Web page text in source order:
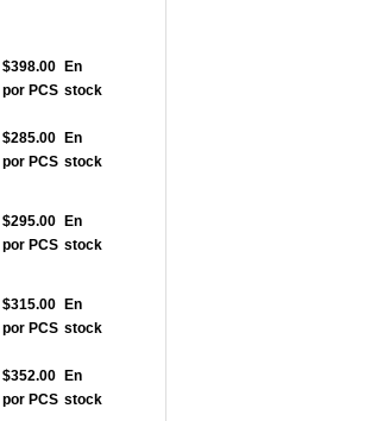
$398.00
por PCS
En
stock
$285.00
por PCS
En
stock
$295.00
por PCS
En
stock
$315.00
por PCS
En
stock
$352.00
por PCS
En
stock